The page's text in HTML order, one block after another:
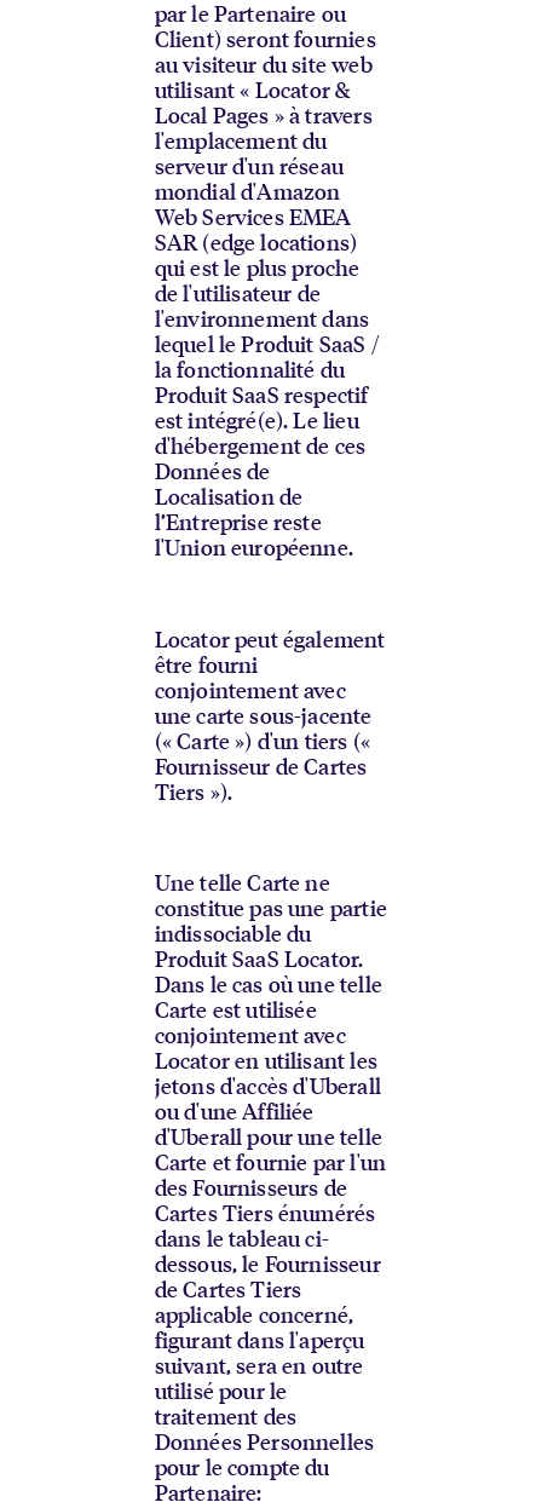
par le Partenaire ou
Client) seront fournies
au visiteur du site web
utilisant « Locator &
Local Pages » à travers
l'emplacement du
serveur d'un réseau
mondial d'Amazon
Web Services EMEA
SAR (edge locations)
qui est le plus proche
de l'utilisateur de
l'environnement dans
lequel le Produit SaaS /
la fonctionnalité du
Produit SaaS respectif
est intégré(e). Le lieu
d'hébergement de ces
Données de
Localisation de
l’Entreprise reste
l'Union européenne.
Locator peut également
être fourni
conjointement avec
une carte sous-jacente
(« Carte ») d'un tiers («
Fournisseur de Cartes
Tiers »).
Une telle Carte ne
constitue pas une partie
indissociable du
Produit SaaS Locator.
Dans le cas où une telle
Carte est utilisée
conjointement avec
Locator en utilisant les
jetons d'accès d'Uberall
ou d'une Affiliée
d'Uberall pour une telle
Carte et fournie par l'un
des Fournisseurs de
Cartes Tiers énumérés
dans le tableau ci-
dessous, le Fournisseur
de Cartes Tiers
applicable concerné,
figurant dans l'aperçu
suivant, sera en outre
utilisé pour le
traitement des
Données Personnelles
pour le compte du
Partenaire: